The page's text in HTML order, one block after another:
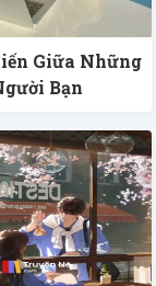
Giữa Những
Bạn